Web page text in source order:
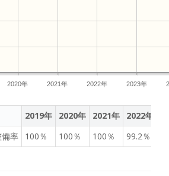
せて表現しよう」です。自
意見を聞いたりしながらダ
えることができることがめ
あてです。タブレットを駆
ていました。明日は６年生
の移動教室説明会がありま
す。スクールカウンセラー
2020年 2021年 2022年 2023年
2019年 2020年 2021年 2022年
率
100％ 100％ 100％ 99.2％